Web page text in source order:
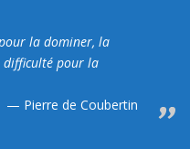
la dominer, la
pour la
Pierre de Coubertin